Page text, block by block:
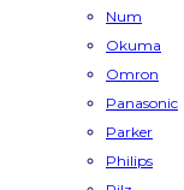
Num
Okuma
Omron
Panasonic
Parker
Philips